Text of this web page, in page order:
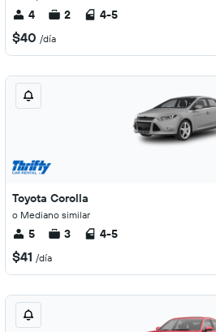
4 2 4-5
$40 /día
Toyota Corolla
o Mediano similar
5 3 4-5
$41 /día